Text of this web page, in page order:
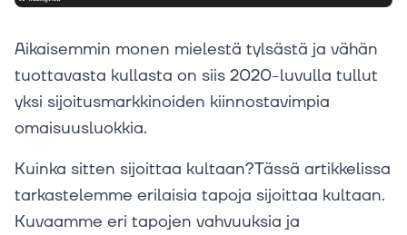
Aikaisemmin monen mielestä tylsästä ja vähän
tuottavasta kullasta on siis 2020-luvulla tullut
yksi sijoitusmarkkinoiden kiinnostavimpia
omaisuusluokkia.
Kuinka sitten sijoittaa kultaan?Tässä artikkelissa
tarkastelemme erilaisia tapoja sijoittaa kultaan.
Kuvaamme eri tapojen vahvuuksia ja